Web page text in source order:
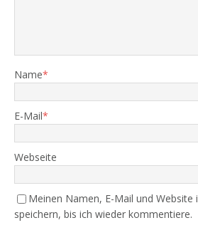
Name*
E-Mail*
Webseite
Meinen Namen, E-Mail und
speichern, bis ich wieder kommentiere.